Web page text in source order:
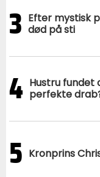
3 Efter mystisk
død på sti
4 Hustru fundet
perfekte
5 Kronprins